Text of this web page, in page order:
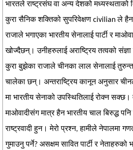
भारतले राष्ट्रसंघ वा अन्य देशको मध्यस्थताको
कुरा सैनिक शक्तिको सुपरिवेक्षण civilian ले
राजाले भगाएका भारतीय सेनालाई पार्टी र
खोज्दैछन्। उनीहरुलाई अराष्ट्रिय तत्वको
कुरा बुझेका राजाले चीनका लाल सेनालाई
चालेका छन्। अन्तराष्ट्रिय कानून अनुसार
मा भारतीय सेनाको उपस्थितिलाई रोक्न सक्छ।
माओवादीसंग मात्र हैन भारतीय चाल बिरुद्ध
राष्ट्रवादी हुन। मेरो प्रश्न, हामीले नेपालमा
गुमाउनु पर्ने? असक्षम सावित पार्टी र नेताहरुको